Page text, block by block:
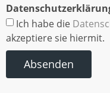
Ich habe die
akzeptiere sie hiermit.
Absenden